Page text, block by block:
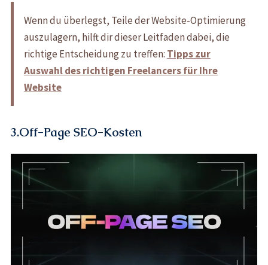
Wenn du überlegst, Teile der Website-Optimierung
auszulagern, hilft dir dieser Leitfaden dabei, die
richtige Entscheidung zu treffen: Tipps zur
Auswahl des richtigen Freelancers für Ihre
Website
3.Off-Page SEO-Kosten